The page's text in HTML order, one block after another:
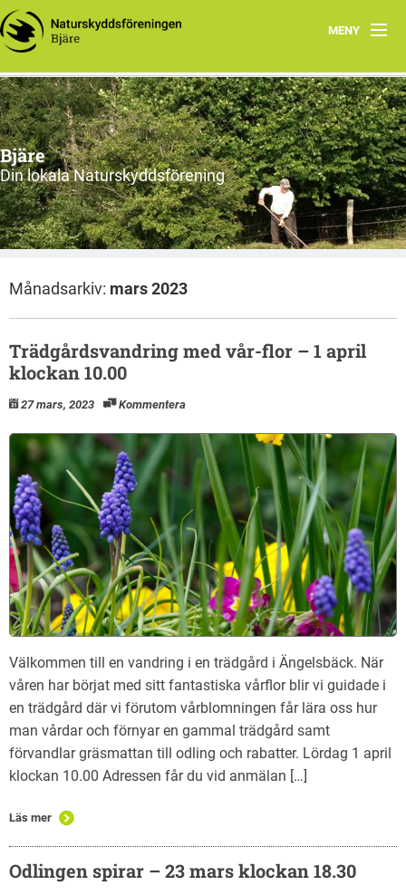
MENY
Hem
Om oss
Styrelsen
Program
Vad vi gör!
Bjäre
Din lokala Naturskyddsförening
Månadsarkiv: mars 2023
Trädgårdsvandring med vår-flor – 1 april
klockan 10.00
27 mars, 2023 Kommentera
Välkommen till en vandring i en trädgård i Ängelsbäck. När
våren har börjat med sitt fantastiska vårflor blir vi guidade i
en trädgård där vi förutom vårblomningen får lära oss hur
man vårdar och förnyar en gammal trädgård samt
förvandlar gräsmattan till odling och rabatter. Lördag 1 april
klockan 10.00 Adressen får du vid anmälan […]
Läs mer
Odlingen spirar – 23 mars klockan 18.30